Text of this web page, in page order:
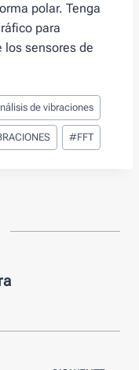
polar. Tenga
para
sensores de
de vibraciones
#FFT